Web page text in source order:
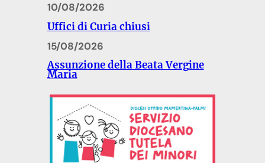
10/08/2026
Uffici di Curia chiusi
15/08/2026
Assunzione della Beata Vergine
Maria